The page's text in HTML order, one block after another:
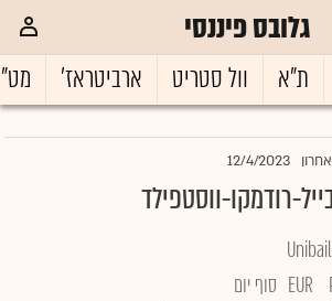
גלובס פיננסי
ת"א וול סטריט ארביטראז'
12/4/2023
רודמקו-ווסטפילד
EUR סוף יום